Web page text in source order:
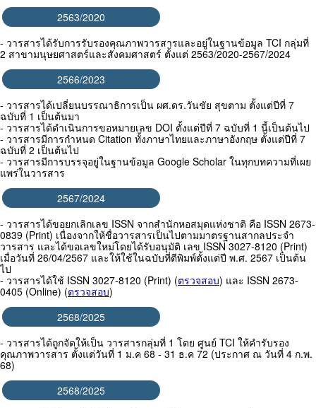
2563/2020
- วารสารได้รับการรับรองคุณภาพวารสารและอยู่ในฐานข้อมูล TCI กลุ่มที่
2 สาขามนุษยศาสตร์และสังคมศาสตร์ ตั้งแต่ 2563/2020-2567/2024
2566/2023
- วารสารได้เปลี่ยนบรรณาธิการเป็น ผศ.ดร.วันชัย สุขตาม ตั้งแต่ปีที่ 7
ฉบับที่ 1 เป็นต้นมา
- วารสารได้ดำเนินการขอหมายเลข DOI ตั้งแต่ปีที่ 7 ฉบับที่ 1 นี้เป็นต้นไป
- วารสารมีการกำหนด Citation ทั้งภาษาไทยและภาษาอังกฤษ ตั้งแต่ปีที่ 7
ฉบับที่ 2 เป็นต้นไป
- วารสารมีการบรรจุอยู่ในฐานข้อมูล Google Scholar ในทุกบทความที่เผย
แพร่ในวารสาร
2567/2024
- วารสารได้ขอยกเลิกเลข ISSN จากสำนักหอสมุดแห่งชาติ คือ ISSN 2673-
0839 (Print) เนื่องจากให้ชื่อวารสารเป็นไปตามมาตรฐานสากลประจำ
วารสาร และได้ขอเลขใหม่โดยได้รับอนุมัติ เลข ISSN 3027-8120 (Print)
เมื่อวันที่ 26/04/2567 และให้ใช้ในฉบับที่ตีพิมพ์ตั้งแต่ปี พ.ศ. 2567 เป็นต้น
ไป
- วารสารได้ใช้ ISSN 3027-8120 (Print) (ตรวจสอบ) และ ISSN 2673-
0405 (Online) (ตรวจสอบ)
2568/2025
- วารสารได้ถูกจัดให้เป็น วารสารกลุ่มที่ 1 โดย ศูนย์ TCI ให้คำรับรอง
คุณภาพวารสาร ตั้งแต่วันที่ 1 ม.ค 68 - 31 ธ.ค 72 (ประกาศ ณ วันที่ 4 ก.พ.
68)
2568/2025